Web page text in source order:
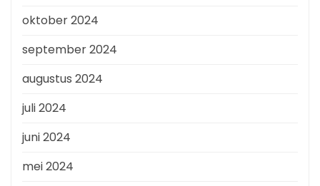
oktober 2024
september 2024
augustus 2024
juli 2024
juni 2024
mei 2024